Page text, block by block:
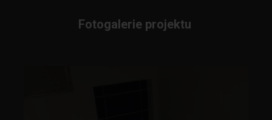
Fotogalerie projektu